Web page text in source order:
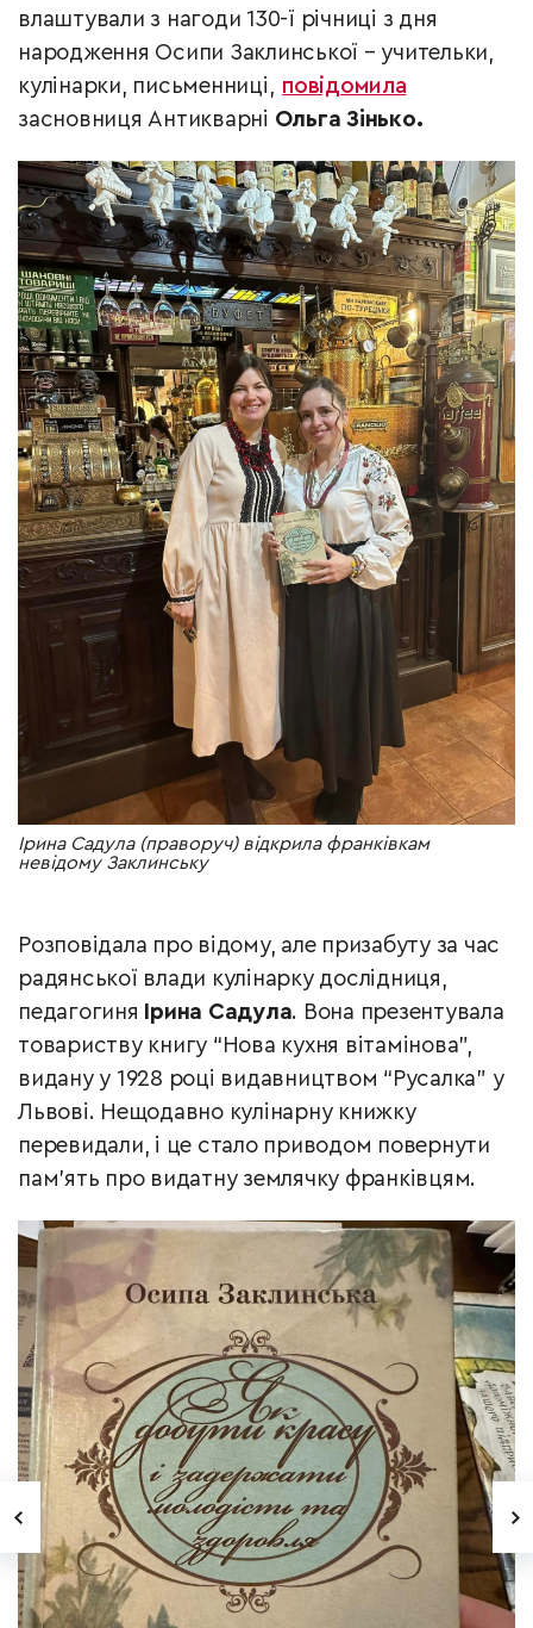
влаштували з нагоди 130-ї річниці з дня
народження Осипи Заклинської – учительки,
кулінарки, письменниці, повідомила
засновниця Антикварні Ольга Зінько.
Ірина Садула (праворуч) відкрила франківкам
невідому Заклинську
Розповідала про відому, але призабуту за час
радянської влади кулінарку дослідниця,
педагогиня
Ірина Садула. Вона презентувала
товариству книгу “Нова кухня вітамінова”,
видану у 1928 році видавництвом “Русалка” у
Львові. Нещодавно кулінарну книжку
перевидали, і це стало приводом повернути
пам’ять про видатну землячку франківцям.